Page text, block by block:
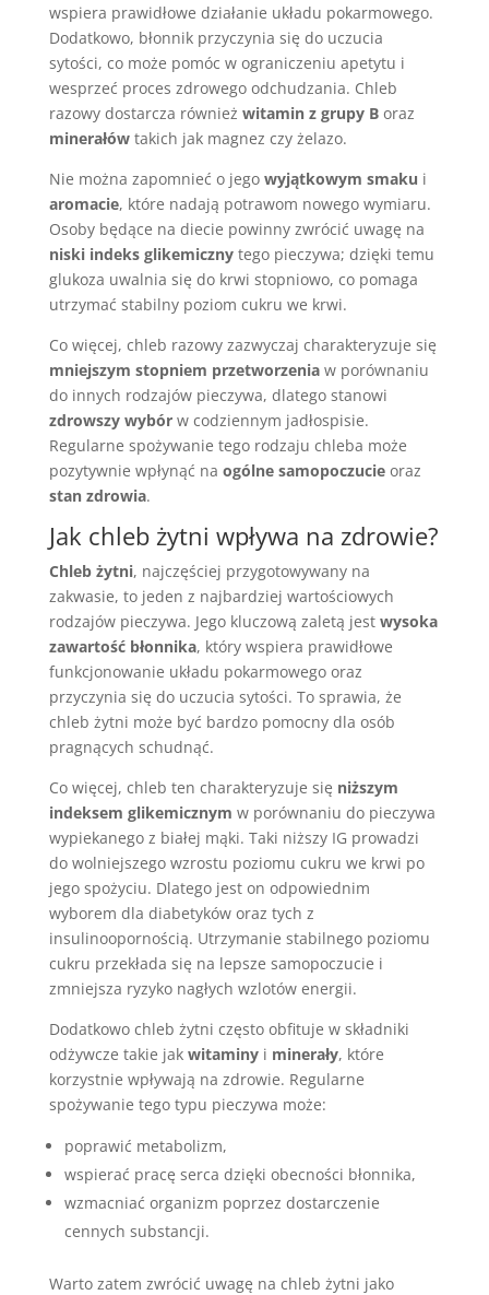
wspiera prawidłowe działanie układu pokarmowego.
Dodatkowo, błonnik przyczynia się do uczucia
sytości, co może pomóc w ograniczeniu apetytu i
wesprzeć proces zdrowego odchudzania. Chleb
razowy dostarcza również witamin z grupy Boraz
minerałówtakich jak magnez czy żelazo.
Nie można zapomnieć o jego wyjątkowym smaku i
aromacie, które nadają potrawom nowego wymiaru.
Osoby będące na diecie powinny zwrócić uwagę na
niski indeks glikemicznytego pieczywa; dzięki temu
glukoza uwalnia się do krwi stopniowo, co pomaga
utrzymać stabilny poziom cukru we krwi.
Co więcej, chleb razowy zazwyczaj charakteryzuje się
mniejszym stopniem przetworzeniaw porównaniu
do innych rodzajów pieczywa, dlatego stanowi
zdrowszy wybórw codziennym jadłospisie.
Regularne spożywanie tego rodzaju chleba może
pozytywnie wpłynąć na ogólne samopoczucieoraz
stan zdrowia.
Jak chleb żytni wpływa na zdrowie?
Chleb żytni, najczęściej przygotowywany na
zakwasie, to jeden z najbardziej wartościowych
rodzajów pieczywa. Jego kluczową zaletą jest wysoka
zawartość błonnika, który wspiera prawidłowe
funkcjonowanie układu pokarmowego oraz
przyczynia się do uczucia sytości. To sprawia, że
chleb żytni może być bardzo pomocny dla osób
pragnących schudnąć.
Co więcej, chleb ten charakteryzuje się niższym
indeksem glikemicznym w porównaniu do pieczywa
wypiekanego z białej mąki. Taki niższy IG prowadzi
do wolniejszego wzrostu poziomu cukru we krwi po
jego spożyciu. Dlatego jest on odpowiednim
wyborem dla diabetyków oraz tych z
insulinoopornością. Utrzymanie stabilnego poziomu
cukru przekłada się na lepsze samopoczucie i
zmniejsza ryzyko nagłych wzlotów energii.
Dodatkowo chleb żytni często obfituje w składniki
odżywcze takie jak witaminyi minerały, które
korzystnie wpływają na zdrowie. Regularne
spożywanie tego typu pieczywa może:
poprawić metabolizm,
wspierać pracę serca dzięki obecności błonnika,
wzmacniać organizm poprzez dostarczenie
cennych substancji.
Warto zatem zwrócić uwagę na chleb żytni jako